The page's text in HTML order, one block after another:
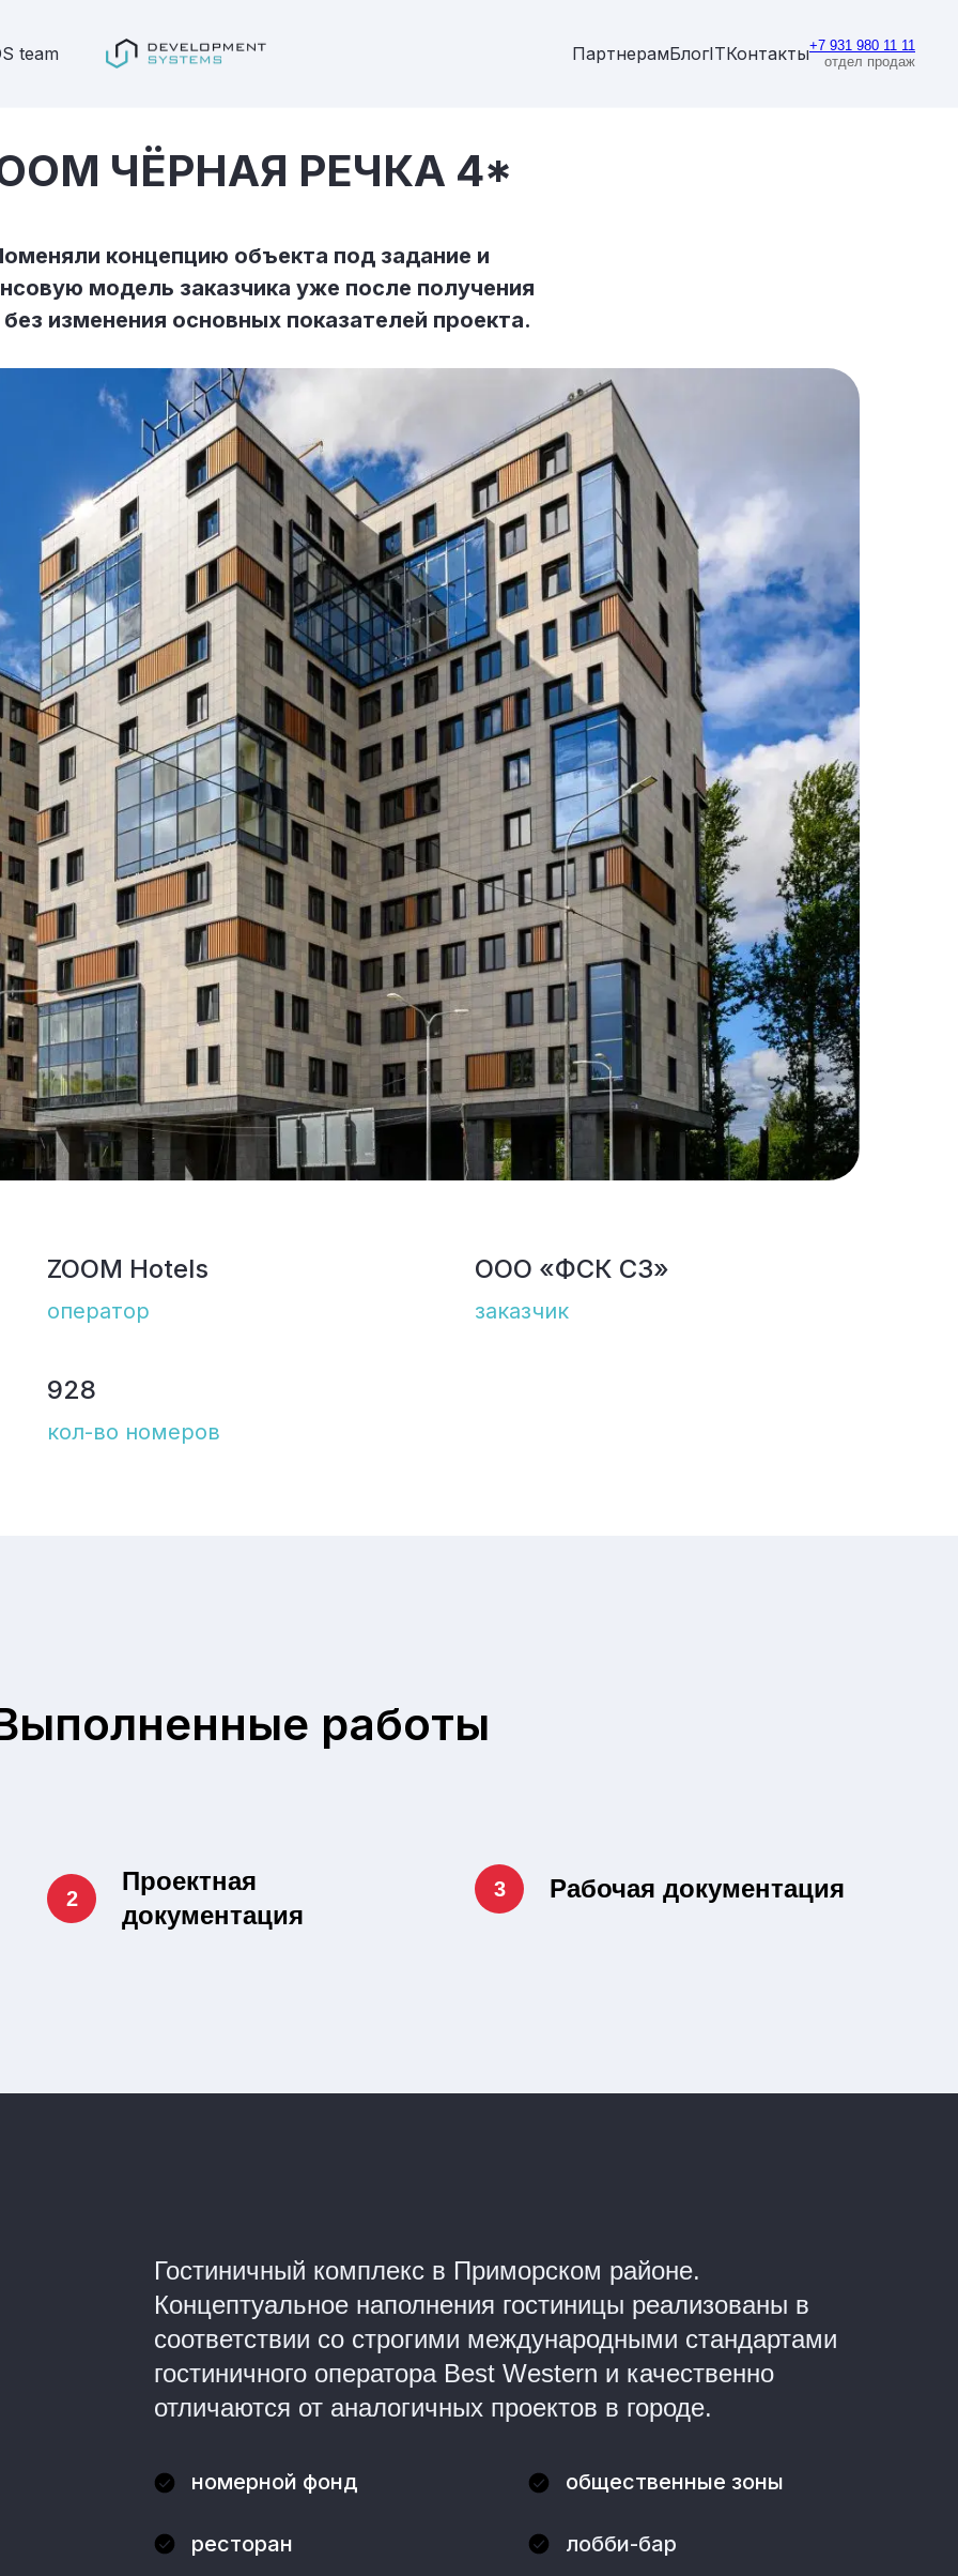
team ПартнерамБлогITКонтакты+7 931 980 11 11
отдел продаж
ЧЁРНАЯ РЕЧКА 4*
концепцию объекта под задание и
модель заказчика уже после получения
изменения основных показателей проекта.
ZOOM Hotels
оператор
ООО «ФСК СЗ»
заказчик
928
кол-во номеров
работы
Проектная
документация
Рабочая документация
Гостиничный комплекс в Приморском районе.
Концептуальное наполнения гостиницы реализованы в
соответствии со строгими международными стандартами
гостиничного оператора Best Western и качественно
отличаются от аналогичных проектов в городе.
номерной фонд общественные зоны
ресторан лобби-бар